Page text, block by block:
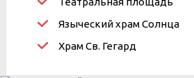
Языческий храм Солнца
Храм Св. Гегард